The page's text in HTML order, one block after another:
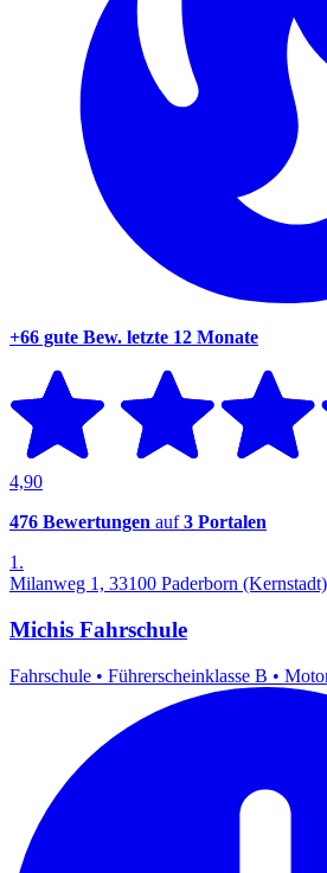
+66 gute Bew. letzte 12 Monate
4,90
476 Bewertungen auf3 Portalen
1.
Milanweg 1, 33100 Paderborn (Kernstadt)
Michis Fahrschule
Fahrschule • Führerscheinklasse B •